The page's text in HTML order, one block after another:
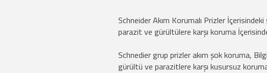
Schneider Akım Korumalı Prizler
parazit ve gürültülere karşı koruma
Schnedier grup prizler akım şok koruma,
gürültü ve parazitlere karşı kusursuz